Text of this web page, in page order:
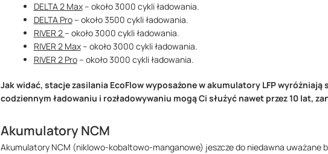
DELTA 2 Max– około 3000 cykli ładowania.
DELTA Pro– około 3500 cykli ładowania.
RIVER 2– około 3000 cykli ładowania.
RIVER 2 Max– około 3000 cykli ładowania.
RIVER 2 Pro– około 3000 cykli ładowania.
Jak widać, stacje zasilania EcoFlow wyposażone w akumulatory LFP wyróżniają
codziennym ładowaniu i rozładowywaniu mogą Ci służyć nawet przez 10 lat,
Akumulatory NCM
Akumulatory NCM (niklowo-kobaltowo-manganowe) jeszcze do niedawna uważane